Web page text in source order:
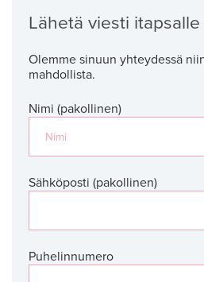
Lähetä viesti itapsalle
Olemme sinuun yhteydessä
mahdollista.
Nimi (pakollinen)
Sähköposti (pakollinen)
Puhelinnumero